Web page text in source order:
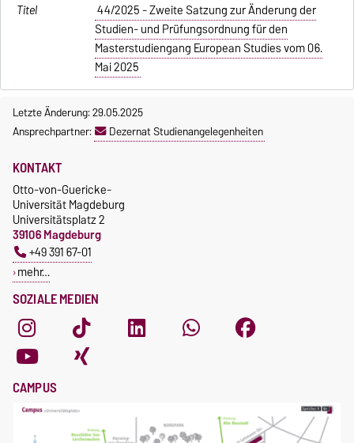
44/2025 - Zweite Satzung zur Änderung der
Studien- und Prüfungsordnung für den
Masterstudiengang European Studies vom 06.
Mai 2025
Letzte Änderung: 29.05.2025
Ansprechpartner:
Dezernat Studienangelegenheiten
SOZIALE MEDIEN
KONTAKT
Otto-von-Guericke-
Universität Magdeburg
Universitätsplatz 2
39106 Magdeburg
+49 391 67-01
mehr…
CAMPUS